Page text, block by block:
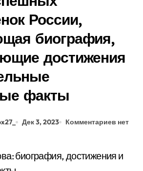
России,
биография,
достижения
факты
Дек 3, 2023 Комментариев нет